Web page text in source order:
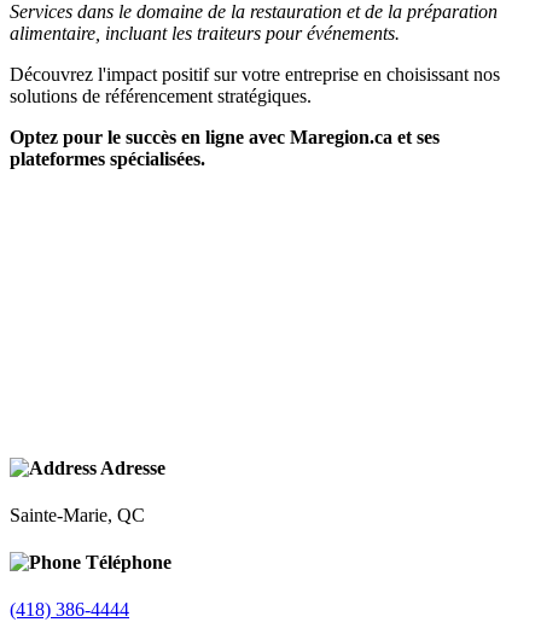
Services dans le domaine de la restauration et de la préparation
alimentaire, incluant les traiteurs pour événements.
Découvrez l'impact positif sur votre entreprise en choisissant nos
solutions de référencement stratégiques.
Optez pour le succès en ligne avec Maregion.ca et ses
plateformes spécialisées.
Adresse
Sainte-Marie, QC
Téléphone
(418) 386-4444